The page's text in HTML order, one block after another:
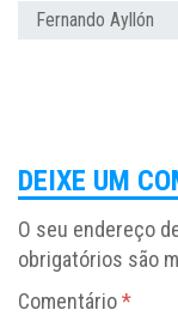
Fernando Ayllón
DEIXE UM
O seu endereço
obrigatórios são
Comentário*